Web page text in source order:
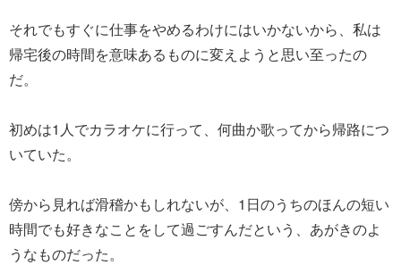
それでもすぐに仕事をやめるわけにはいかないから、私は
帰宅後の時間を意味あるものに変えようと思い至ったの
だ。
初めは1人でカラオケに行って、何曲か歌ってから帰路につ
いていた。
傍から見れば滑稽かもしれないが、1日のうちのほんの短い
時間でも好きなことをして過ごすんだという、あがきのよ
うなものだった。